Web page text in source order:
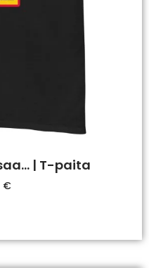
| T-paita
€